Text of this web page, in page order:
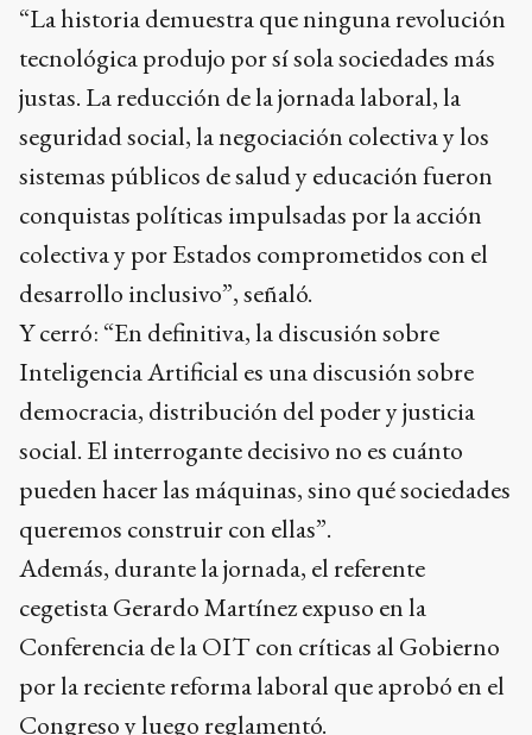
“La historia demuestra que ninguna revolución
tecnológica produjo por sí sola sociedades más
justas. La reducción de la jornada laboral, la
seguridad social, la negociación colectiva y los
sistemas públicos de salud y educación fueron
conquistas políticas impulsadas por la acción
colectiva y por Estados comprometidos con el
desarrollo inclusivo”, señaló.
Y cerró: “En definitiva, la discusión sobre
Inteligencia Artificial es una discusión sobre
democracia, distribución del poder y justicia
social. El interrogante decisivo no es cuánto
pueden hacer las máquinas, sino qué sociedades
queremos construir con ellas”.
Además, durante la jornada, el referente
cegetista Gerardo Martínez expuso en la
Conferencia de la OIT con críticas al Gobierno
por la reciente reforma laboral que aprobó en el
Congreso y luego reglamentó.